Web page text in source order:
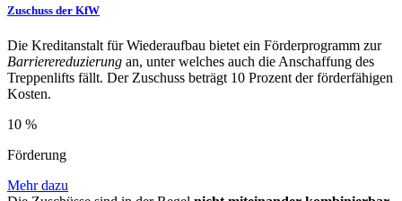
Zuschuss der KfW
Die Kreditanstalt für Wiederaufbau bietet ein Förderprogramm zur
Barrierereduzierung an, unter welches auch die Anschaffung des
Treppenlifts fällt. Der Zuschuss beträgt 10 Prozent der förderfähigen
Kosten.
10 %
Förderung
Mehr dazu